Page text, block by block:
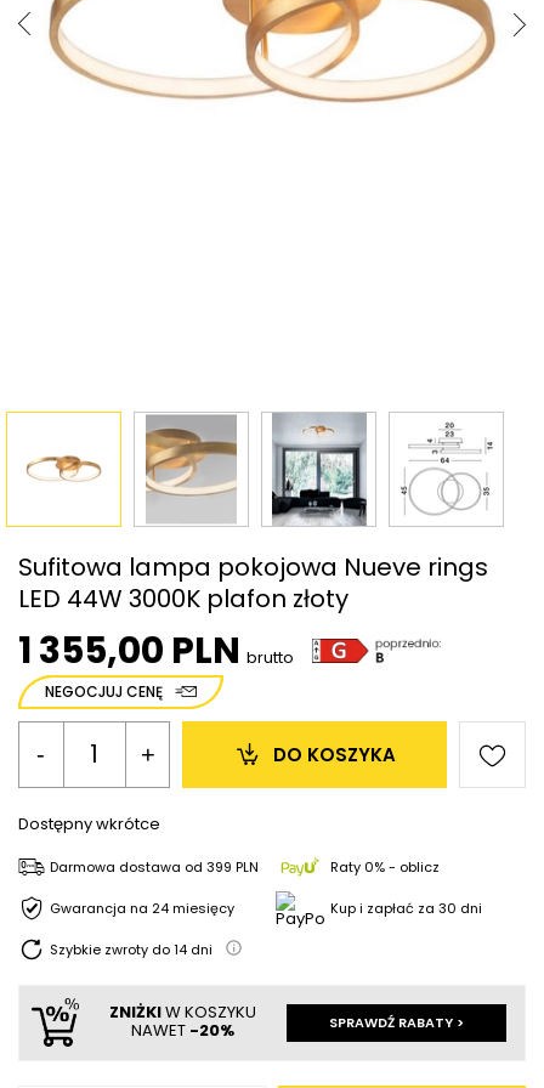
Sufitowa lampa pokojowa Nueve rings
LED 44W 3000K plafon złoty
1 355,00 PLN brutto
NEGOCJUJ CENĘ
- + DO KOSZYKA
Dostępny wkrótce
Darmowa dostawa od 399 PLN Raty 0% - oblicz
Gwarancja na 24 miesięcy Kup i zapłać za 30 dni
Szybkie zwroty do14 dni
ZNIŻKIW KOSZYKU
NAWET -20% SPRAWDŹ RABATY >